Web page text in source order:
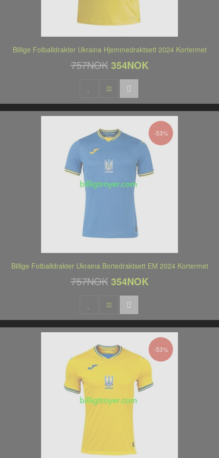
Billige Fotballdrakter Ukraina Hjemmedraktsett 2024 Kortermet
757NOK 354NOK
-53%
Billige Fotballdrakter Ukraina Bortedraktsett EM 2024 Kortermet
757NOK 354NOK
-53%